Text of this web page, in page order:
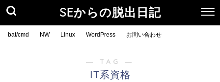
SEからの脱出日記
bat/cmd NW Linux WordPress お問い合わせ
― TAG ―
IT系資格